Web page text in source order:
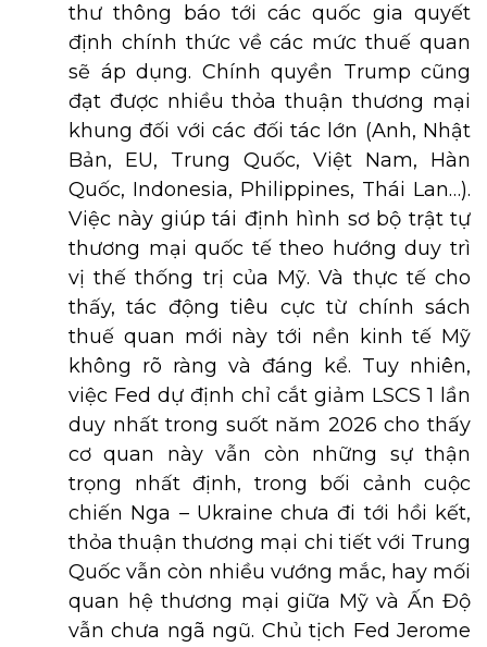
thư thông báo tới các quốc gia quyết
định chính thức về các mức thuế quan
sẽ áp dụng. Chính quyền Trump cũng
đạt được nhiều thỏa thuận thương mại
khung đối với các đối tác lớn (Anh, Nhật
Bản, EU, Trung Quốc, Việt Nam, Hàn
Quốc, Indonesia, Philippines, Thái Lan…).
Việc này giúp tái định hình sơ bộ trật tự
thương mại quốc tế theo hướng duy trì
vị thế thống trị của Mỹ. Và thực tế cho
thấy, tác động tiêu cực từ chính sách
thuế quan mới này tới nền kinh tế Mỹ
không rõ ràng và đáng kể. Tuy nhiên,
việc Fed dự định chỉ cắt giảm LSCS 1 lần
duy nhất trong suốt năm 2026 cho thấy
cơ quan này vẫn còn những sự thận
trọng nhất định, trong bối cảnh cuộc
chiến Nga – Ukraine chưa đi tới hồi kết,
thỏa thuận thương mại chi tiết với Trung
Quốc vẫn còn nhiều vướng mắc, hay mối
quan hệ thương mại giữa Mỹ và Ấn Độ
vẫn chưa ngã ngũ. Chủ tịch Fed Jerome